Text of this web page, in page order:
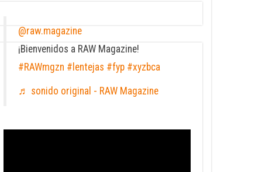
@raw.magazine
¡Bienvenidos a RAW Magazine!
#RAWmgzn #lentejas #fyp #xyzbca
♬ sonido original - RAW Magazine